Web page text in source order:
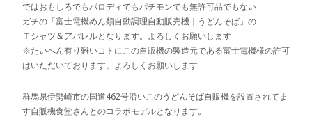
ではおもしろでもパロディでもパチモンでも無許可品でもない
ガチの「富士電機めん類自動調理自動販売機｜うどんそば」の
Ｔシャツ＆アパレルとなります。よろしくお願いします
※たいへん有り難いコトにこの自販機の製造元である富士電機様の許可
はいただいております。よろしくお願いします
群馬県伊勢崎市の国道462号沿いこのうどんそば自販機を設置されてま
す自販機食堂さんとのコラボモデルとなります。